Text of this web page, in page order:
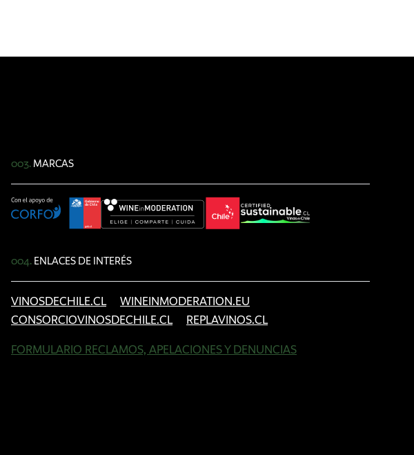
003. MARCAS
004. ENLACES DE INTERÉS
VINOSDECHILE.CL
WINEINMODERATION.EU
CONSORCIOVINOSDECHILE.CL
REPLAVINOS.CL
FORMULARIO RECLAMOS, APELACIONES Y DENUNCIAS